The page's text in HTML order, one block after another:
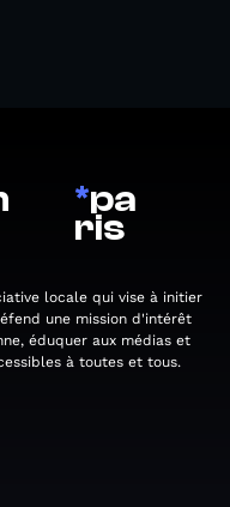
*pa
ris
locale qui vise à initier
une mission d'intérêt
éduquer aux médias et
à toutes et tous.